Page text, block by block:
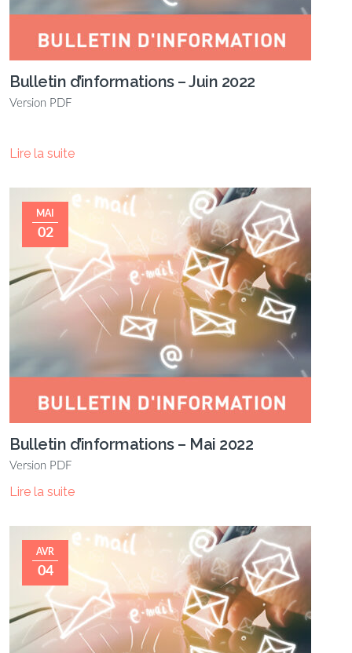
Bulletin d’informations – Juin 2022
Version PDF
Lire la suite
MAI
02
Bulletin d’informations – Mai 2022
Version PDF
Lire la suite
AVR
04